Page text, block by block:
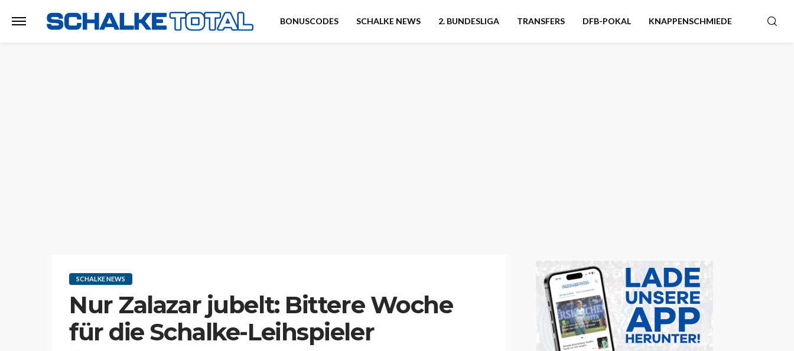
BONUSCODES SCHALKE NEWS 2. BUNDESLIGA TRANSFERS DFB-POKAL KNAPPENSCHMIEDE
SCHALKE NEWS
Nur Zalazar jubelt: Bittere Woche
für die Schalke-Leihspieler